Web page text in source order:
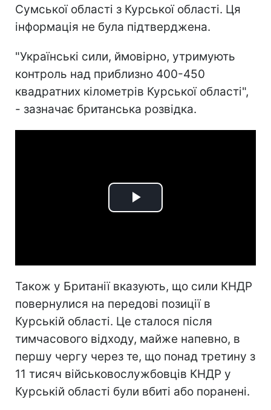
Сумської області з Курської області. Ця
інформація не була підтверджена.
"Українські сили, ймовірно, утримують
контроль над приблизно 400-450
квадратних кілометрів Курської області",
- зазначає британська розвідка.
Play
Також у Британії вказують, що сили КНДР
повернулися на передові позиції в
Курській області. Це сталося після
тимчасового відходу, майже напевно, в
першу чергу через те, що понад третину з
11 тисяч військовослужбовців КНДР у
Курській області були вбиті або поранені.